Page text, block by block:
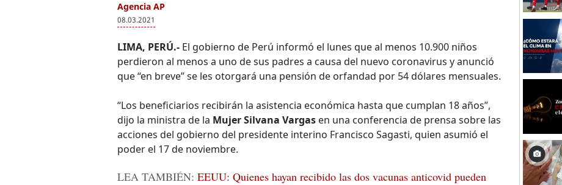
Agencia AP
08.03.2021
LIMA, PERÚ.- El gobierno de Perú informó el lunes que al menos 10.900 niños
perdieron al menos a uno de sus padres a causa del nuevo coronavirus y anunció
que “en breve” se les otorgará una pensión de orfandad por 54 dólares mensuales.
“Los beneficiarios recibirán la asistencia económica hasta que cumplan 18 años”,
dijo la ministra de la Mujer Silvana Vargas en una conferencia de prensa sobre las
acciones del gobierno del presidente interino Francisco Sagasti, quien asumió el
poder el 17 de noviembre.
LEA TAMBIÉN: EEUU: Quienes hayan recibido las dos vacunas anticovid pueden